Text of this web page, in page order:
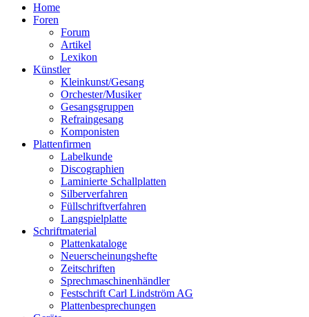
Home
Foren
Forum
Artikel
Lexikon
Künstler
Kleinkunst/Gesang
Orchester/Musiker
Gesangsgruppen
Refraingesang
Komponisten
Plattenfirmen
Labelkunde
Discographien
Laminierte Schallplatten
Silberverfahren
Füllschriftverfahren
Langspielplatte
Schriftmaterial
Plattenkataloge
Neuerscheinungshefte
Zeitschriften
Sprechmaschinenhändler
Festschrift Carl Lindström AG
Plattenbesprechungen